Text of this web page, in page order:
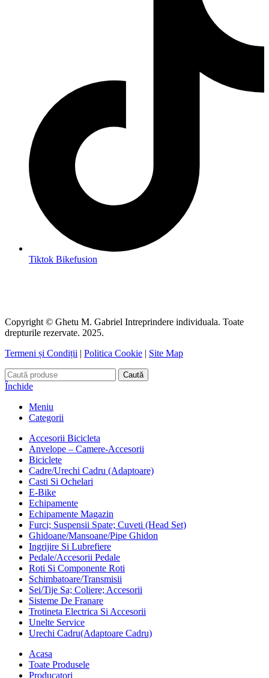
Tiktok Bikefusion
Copyright © Ghetu M. Gabriel Intreprindere individuala. Toate
drepturile rezervate. 2025.
Termeni și Condiții | Politica Cookie | Site Map
Caută
Închide
Meniu
Categorii
Accesorii Bicicleta
Anvelope – Camere-Accesorii
Biciclete
Cadre/Urechi Cadru (Adaptoare)
Casti Si Ochelari
E-Bike
Echipamente
Echipamente Magazin
Furci; Suspensii Spate; Cuveti (Head Set)
Ghidoane/Mansoane/Pipe Ghidon
Ingrijire Si Lubrefiere
Pedale/Accesorii Pedale
Roti Si Componente Roti
Schimbatoare/Transmisii
Sei/Tije Sa; Coliere; Accesorii
Sisteme De Franare
Trotineta Electrica Si Accesorii
Unelte Service
Urechi Cadru(Adaptoare Cadru)
Acasa
Toate Produsele
Producatori